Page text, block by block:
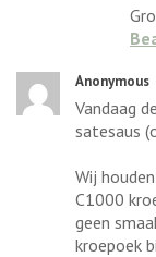
Anonymous
Vandaag
satesaus
Wij
C1000
geen
kroepoek